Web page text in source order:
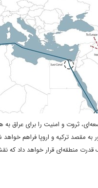
ثروت و امنیت را برای عراق
به مقصد ترکیه و اروپا فراهم
منطقه‌ای قرار خواهد داد که